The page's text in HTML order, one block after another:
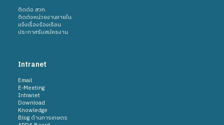
ติดต่อ สวก.
ติดต่อหน่วยงานภายใน
แจ้งเรื่องร้องเรียน
ประกาศรับสมัครงาน
Intranet
Email
E-Meeting
Intranet
Download
Knowledge
Blog ด้านการเกษตร